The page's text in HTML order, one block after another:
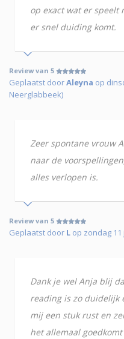
op exact wat er speelt
er snel duiding komt.
Review van 5
Geplaatst doorAleyna op
Neerglabbeek)
Zeer spontane vrouw
naar de
alles verlopen is.
Review van 5
Geplaatst door L op zondag 11
Dank je wel Anja blij
reading is zo duidelijk
mij een stuk rust en
het allemaal